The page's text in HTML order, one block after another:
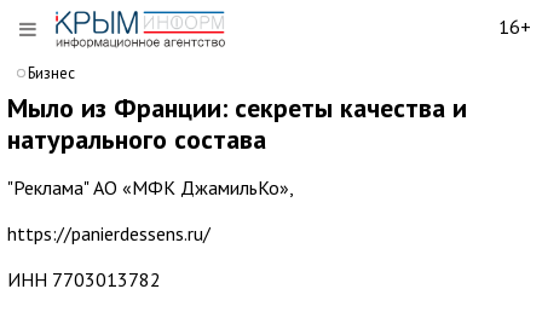
16+
Бизнес
Мыло из Франции: секреты качества и
натурального состава
"Реклама" АО «МФК ДжамильКо»,
https://panierdessens.ru/
ИНН 7703013782